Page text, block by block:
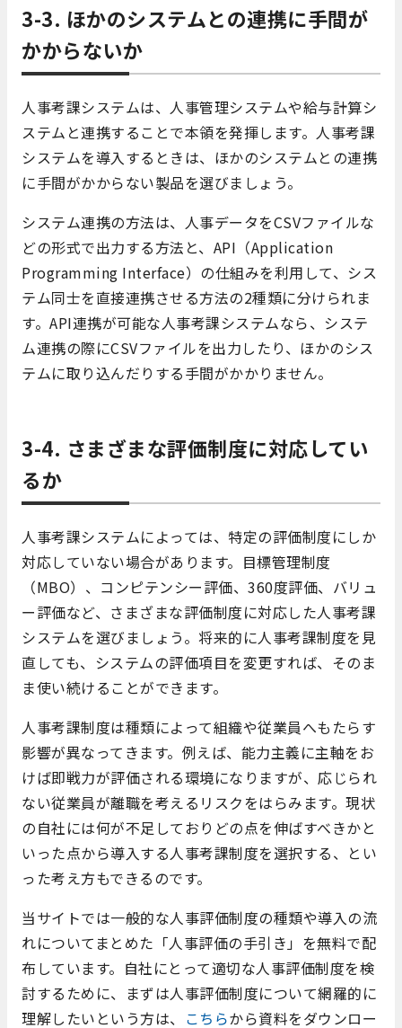
3-3. ほかのシステムとの連携に手間が
かからないか
人事考課システムは、人事管理システムや給与計算シ
ステムと連携することで本領を発揮します。人事考課
システムを導入するときは、ほかのシステムとの連携
に手間がかからない製品を選びましょう。
システム連携の方法は、人事データをCSVファイルな
どの形式で出力する方法と、API（Application
Programming Interface）の仕組みを利用して、シス
テム同士を直接連携させる方法の2種類に分けられま
す。API連携が可能な人事考課システムなら、システ
ム連携の際にCSVファイルを出力したり、ほかのシス
テムに取り込んだりする手間がかかりません。
3-4. さまざまな評価制度に対応してい
るか
人事考課システムによっては、特定の評価制度にしか
対応していない場合があります。目標管理制度
（MBO）、コンピテンシー評価、360度評価、バリュ
ー評価など、さまざまな評価制度に対応した人事考課
システムを選びましょう。将来的に人事考課制度を見
直しても、システムの評価項目を変更すれば、そのま
ま使い続けることができます。
人事考課制度は種類によって組織や従業員へもたらす
影響が異なってきます。例えば、能力主義に主軸をお
けば即戦力が評価される環境になりますが、応じられ
ない従業員が離職を考えるリスクをはらみます。現状
の自社には何が不足しておりどの点を伸ばすべきかと
いった点から導入する人事考課制度を選択する、とい
った考え方もできるのです。
当サイトでは一般的な人事評価制度の種類や導入の流
れについてまとめた「人事評価の手引き」を無料で配
布しています。自社にとって適切な人事評価制度を検
討するために、まずは人事評価制度について網羅的に
理解したいという方は、 こちらから資料をダウンロー